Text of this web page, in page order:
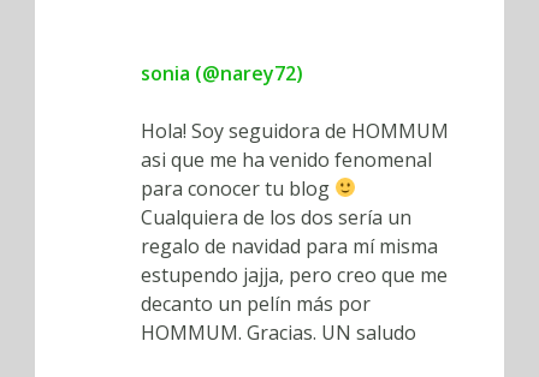
sonia (@narey72)
Hola! Soy seguidora de HOMMUM
asi que me ha venido fenomenal
para conocer tu blog
Cualquiera de los dos sería un
regalo de navidad para mí misma
estupendo jajja, pero creo que me
decanto un pelín más por
HOMMUM. Gracias. UN saludo